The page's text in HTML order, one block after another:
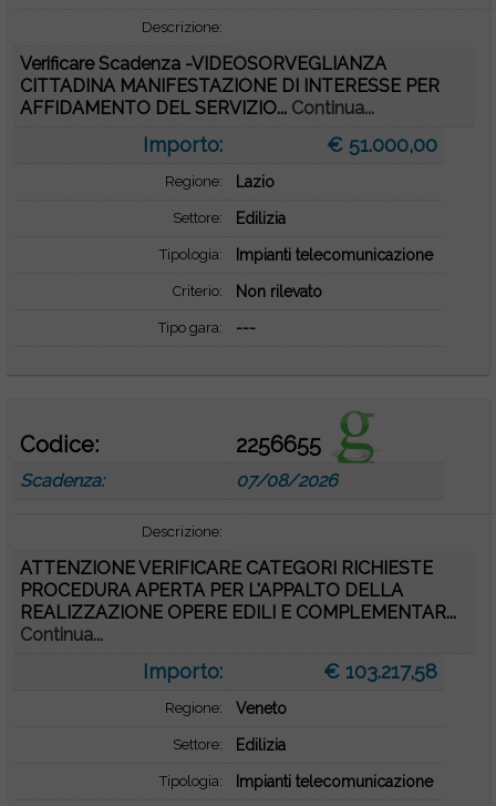
Descrizione:
Verificare Scadenza -VIDEOSORVEGLIANZA
CITTADINA MANIFESTAZIONE DI INTERESSE PER
AFFIDAMENTO DEL SERVIZIO... Continua...
Importo: € 51.000,00
Regione: Lazio
Settore: Edilizia
Tipologia: Impianti telecomunicazione
Criterio: Non rilevato
Tipo gara: ---
Codice: 2256655
Scadenza: 07/08/2026
Descrizione:
ATTENZIONE VERIFICARE CATEGORI RICHIESTE
PROCEDURA APERTA PER L'APPALTO DELLA
REALIZZAZIONE OPERE EDILI E COMPLEMENTAR...
Continua...
Importo: € 103.217,58
Regione: Veneto
Settore: Edilizia
Tipologia: Impianti telecomunicazione